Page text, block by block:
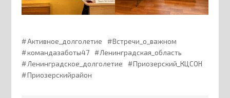
Активное_долголетие
Встречи_о_важном
командазаботы47
Ленинградская_область
Ленинградское_долголетие
Приозерский_КЦСОН
Приозерскийрайон